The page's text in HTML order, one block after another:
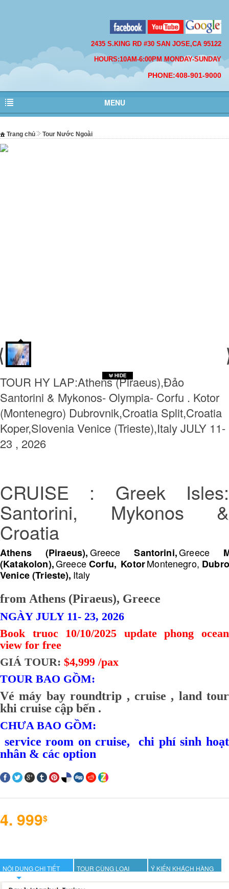
2435 S.KING RD #30 SAN JOSE,CA 95122
HOURS:10AM-6:00PM MONDAY-SUNDAY
PHONE:408-901-9000
MENU
Trang chủ Tour Nước Ngoài
TOUR HY LAP:Athens (Piraeus),Đảo
Santorini & Mykonos- Olympia- Corfu . Kotor
(Montenegro) Dubrovnik,Croatia Split,Croatia
Koper,Slovenia Venice (Trieste),Italy JULY 11-
23 , 2026
CRUISE : Greek Isles:
Santorini, Mykonos &
Croatia
Athens (Piraeus),GreeceSantorini,Greece
(Katakolon),GreeceCorfu, KotorMontenegro,
Venice (Trieste), Italy
from Athens (Piraeus), Greece
NGÀY JULY 11- 23, 2026
Book truoc 10/10/2025 update phong ocean
view for free
GIÁ TOUR: $4,999 /pax
TOUR BAO GỒM:
Vé máy bay roundtrip , cruise , land tour
khi cruise cập bến .
CHƯA BAO GỒM:
service room on cruise, chi phí sinh hoạt
nhân & các option
4. 999$
NỘI DUNG CHI TIẾT TOUR CÙNG LOẠI Ý KIẾN KHÁCH HÀNG